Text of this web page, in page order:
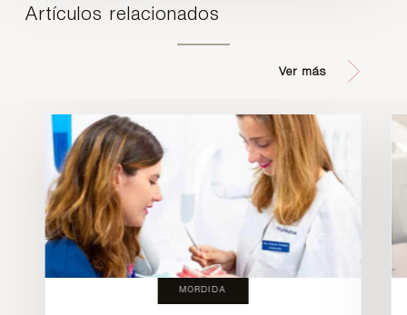
Artículos relacionados
Ver más
MORDIDA